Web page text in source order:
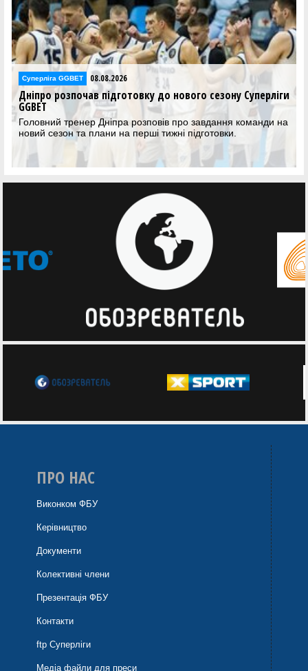
на
Суперліга GGBET 07.08.2026
Валентин Шептицький залишається у Рівному
Рівненський клуб продовжив контракт з молодим
ПРО НАС
Виконком ФБУ
Керівництво
Документи
Колективні члени
Презентація ФБУ
Контакти
ftp Суперліги
Медіа файли для преси